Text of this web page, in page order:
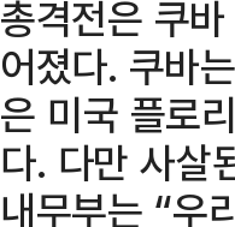
총격전은 쿠
어졌다. 쿠바
은 미국 플로
다. 다만 사살
내무부는 “우